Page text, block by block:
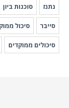
נתנז סוכנות ביון
סייבר סיכול
סיכולים ממוקדים